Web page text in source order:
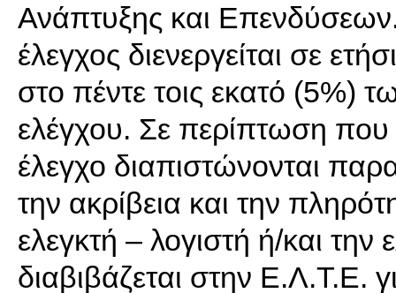
Ανάπτυξης και
έλεγχος διενεργείται σε
στο πέντε τοις εκατό (5%)
ελέγχου. Σε περίπτωση που
έλεγχο διαπιστώνονται
την ακρίβεια και την
ελεγκτή – λογιστή ή/και την
διαβιβάζεται στην Ε.Λ.Τ.Ε.